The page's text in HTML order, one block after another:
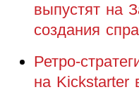
выпустят на
создания
Ретро-
на Kickstarter